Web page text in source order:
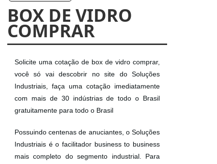
BOX DE VIDRO
COMPRAR
Solicite uma cotação de box de vidro comprar,
você só vai descobrir no site do Soluções
Industriais, faça uma cotação imediatamente
com mais de 30 indústrias de todo o Brasil
gratuitamente para todo o Brasil
Possuindo centenas de anuciantes, o Soluções
Industriais é o facilitador business to business
mais completo do segmento industrial. Para